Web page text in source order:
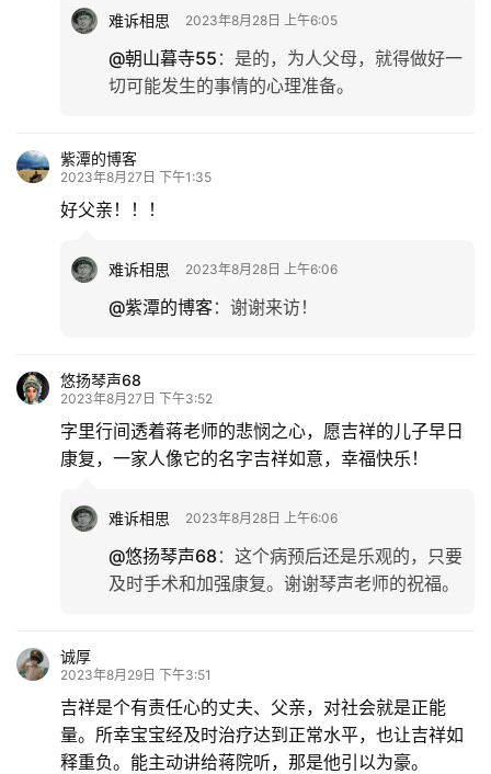
难诉相思 2023年8月28日 上午6:05
@朝山暮寺55 ： 是的，为人父母，就得做好一
切可能发生的事情的心理准备。
紫潭的博客
2023年8月27日 下午1:35
好父亲！！！
难诉相思 2023年8月28日 上午6:06
@紫潭的博客： 谢谢来访！
悠扬琴声68
2023年8月27日 下午3:52
字里行间透着蒋老师的悲悯之心，愿吉祥的儿子早日
康复，一家人像它的名字吉祥如意，幸福快乐！
难诉相思 2023年8月28日 上午6:06
@悠扬琴声68： 这个病预后还是乐观的，只要
及时手术和加强康复。谢谢琴声老师的祝福。
诚厚
2023年8月29日 下午3:51
吉祥是个有责任心的丈夫、父亲，对社会就是正能
量。所幸宝宝经及时治疗达到正常水平，也让吉祥如
释重负。能主动讲给蒋院听，那是他引以为豪。